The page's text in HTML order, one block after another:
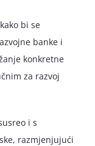
bi se
banke i
konkretne
za razvoj
i s
razmjenjujući